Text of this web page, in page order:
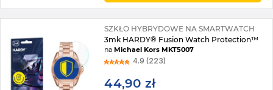
SZKŁO HYBRYDOWE NA SMARTWATCH
3mk HARDY® Fusion Watch Protection™
naMichael Kors MKT5007
4.9 (223)
44,90 zł